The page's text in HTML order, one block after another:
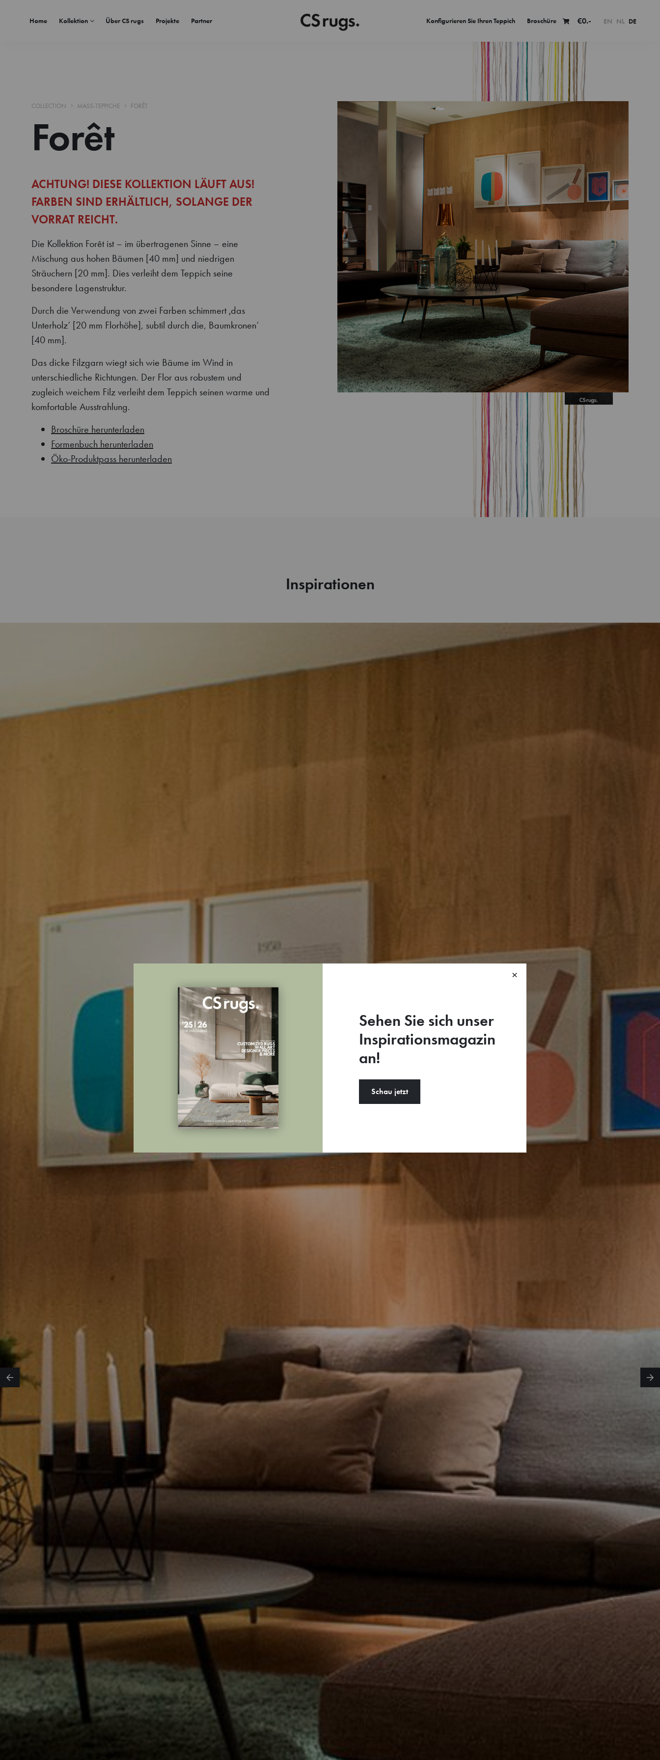
Home Kollektion Über CS rugs Projekte Partner Konfigurieren Sie Ihren Teppich Broschüre €0.- EN NL DE
COLLECTION MASS-TEPPICHE FORÊT
Forêt
ACHTUNG! DIESE KOLLEKTION LÄUFT AUS!
FARBEN SIND ERHÄLTLICH, SOLANGE DER
VORRAT REICHT.
Die Kollektion Forêt ist – im übertragenen Sinne – eine
Mischung aus hohen Bäumen [40 mm] und niedrigen
Sträuchern [20 mm]. Dies verleiht dem Teppich seine
besondere Lagenstruktur.
Durch die Verwendung von zwei Farben schimmert ‚das
Unterholz‘ [20 mm Florhöhe], subtil durch die, Baumkronen‘
[40 mm].
Das dicke Filzgarn wiegt sich wie Bäume im Wind in
unterschiedliche Richtungen. Der Flor aus robustem und
zugleich weichem Filz verleiht dem Teppich seinen warme und
komfortable Ausstrahlung.
Broschüre herunterladen
Formenbuch herunterladen
Öko-Produktpass herunterladen
Inspirationen
×
Sehen Sie sich unser
Inspirationsmagazin
an!
Schau jetzt